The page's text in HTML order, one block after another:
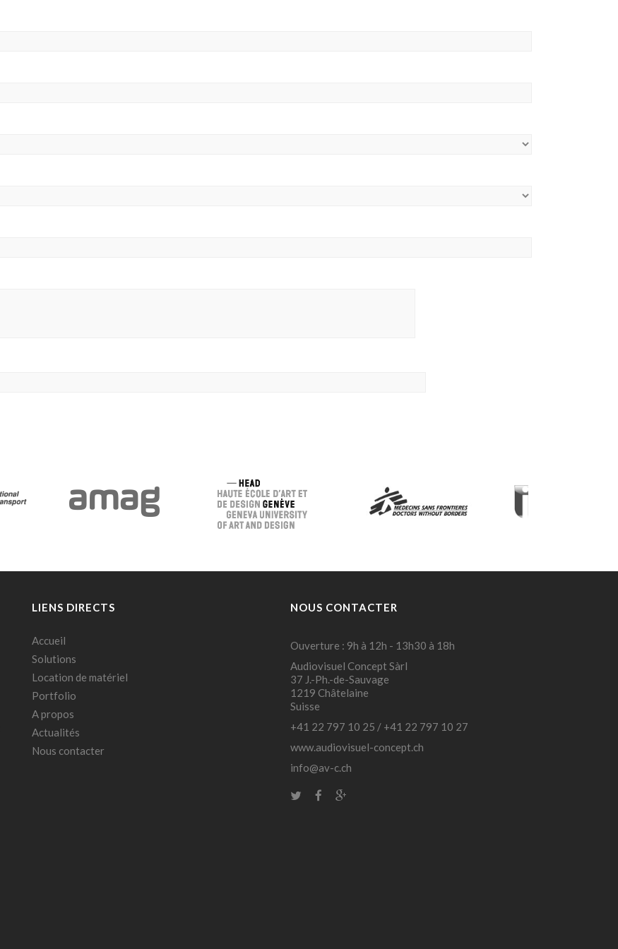
LIENS DIRECTS
Accueil
Solutions
Location de matériel
Portfolio
A propos
Actualités
Nous contacter
NOUS CONTACTER
Ouverture : 9h à 12h - 13h30 à 18h
Audiovisuel Concept Sàrl
37 J.-Ph.-de-Sauvage
1219 Châtelaine
Suisse
+41 22 797 10 25 / +41 22 797 10 27
www.audiovisuel-concept.ch
info@av-c.ch